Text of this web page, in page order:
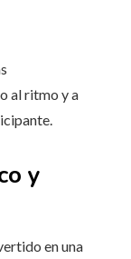
al ritmo y a
y
en una